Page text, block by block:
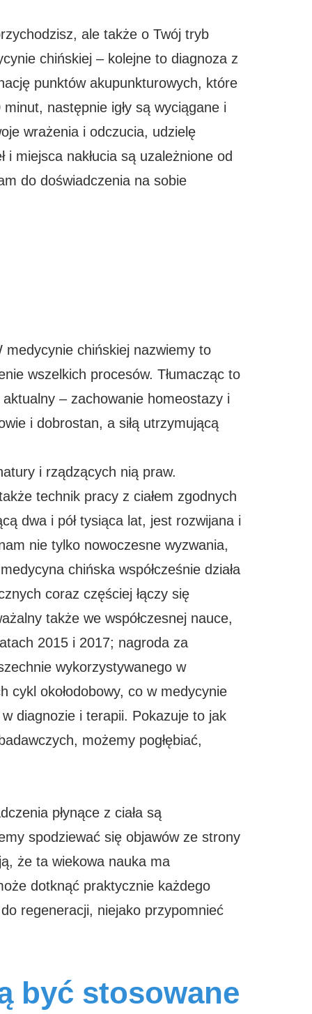
ale także o Twój tryb
chińskiej – kolejne to diagnoza z
punktów akupunkturowych, które
następnie igły są wyciągane i
wrażenia i odczucia, udzielę
miejsca nakłucia są uzależnione od
do doświadczenia na sobie
medycynie chińskiej nazwiemy to
wszelkich procesów. Tłumacząc to
– zachowanie homeostazy i
i dobrostan, a siłą utrzymującą
i rządzących nią praw.
technik pracy z ciałem zgodnych
dwa i pół tysiąca lat, jest rozwijana i
nie tylko nowoczesne wyzwania,
chińska współcześnie działa
coraz częściej łączy się
także we współczesnej nauce,
2015 i 2017; nagroda za
wykorzystywanego w
cykl okołodobowy, co w medycynie
diagnozie i terapii. Pokazuje to jak
możemy pogłębiać,
płynące z ciała są
spodziewać się objawów ze strony
że ta wiekowa nauka ma
dotknąć praktycznie każdego
regeneracji, niejako przypomnieć
być stosowane